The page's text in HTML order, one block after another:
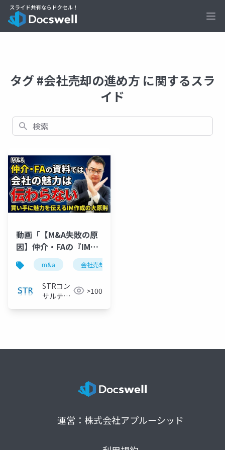
タグ #会社売却の進め方 に関するスラ
イド
検索
動画「【M&A失敗の原
因】仲介・FAの『IM』
では会社の魅力が伝わ
らない！公認会計士が
解説」で投影したスラ
イド
m&a 会社売却
STRコン
サルティ
>100
運営：株式会社アプルーシッド